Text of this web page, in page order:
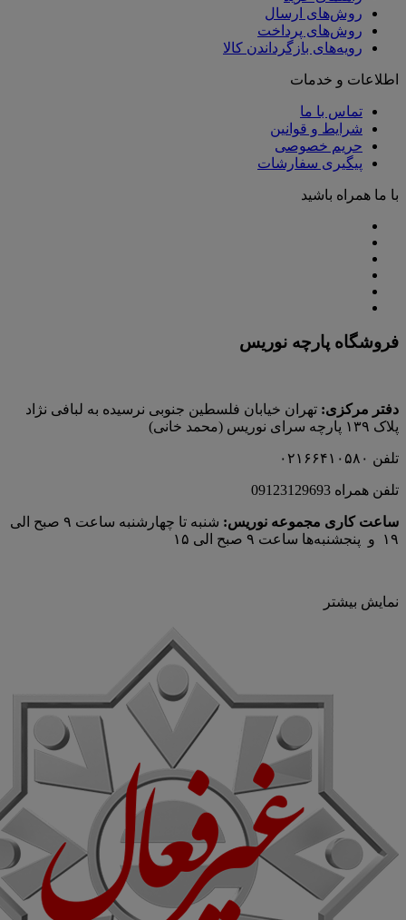
روش‌های ارسال
روش‌های پرداخت
رویه‌های بازگرداندن کالا
اطلاعات و خدمات
تماس با ما
شرایط و قوانین
حریم خصوصی
پیگیری سفارشات
با ما همراه باشید
فروشگاه پارچه نوریس
دفتر مرکزی: تهران خیابان فلسطین جنوبی نرسیده به لبافی نژاد
پلاک ۱۳۹ پارچه‌ سرای نوريس (محمد خانی)
تلفن ۰۲۱۶۶۴۱۰۵۸۰
تلفن همراه 09123129693
ساعت کاری مجموعه نوریس:
شنبه تا چهارشنبه ساعت ۹ صبح الی
۱۹ و پنجشنبه‌ها ساعت ۹ صبح الی ۱۵
نمایش بیشتر